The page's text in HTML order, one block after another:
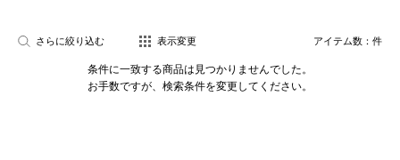
さらに絞り込む 表示変更 アイテム数： 件
条件に一致する商品は見つかりませんでした。
お手数ですが、検索条件を変更してください。